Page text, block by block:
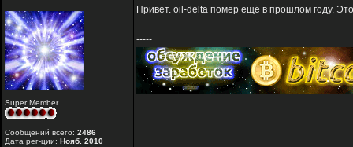
Super Member
Сообщений всего: 2486
Дата рег-ции: Нояб. 2010
Привет. oil-delta помер ещё в прошлом году.
-----